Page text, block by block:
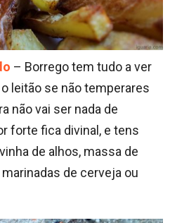
– Borrego tem tudo a ver
leitão se não temperares
não vai ser nada de
forte fica divinal, e tens
de alhos, massa de
de cerveja ou